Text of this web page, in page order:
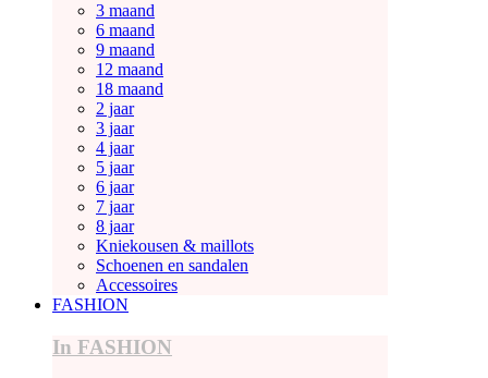
3 maand
6 maand
9 maand
12 maand
18 maand
2 jaar
3 jaar
4 jaar
5 jaar
6 jaar
7 jaar
8 jaar
Kniekousen & maillots
Schoenen en sandalen
Accessoires
FASHION
In FASHION